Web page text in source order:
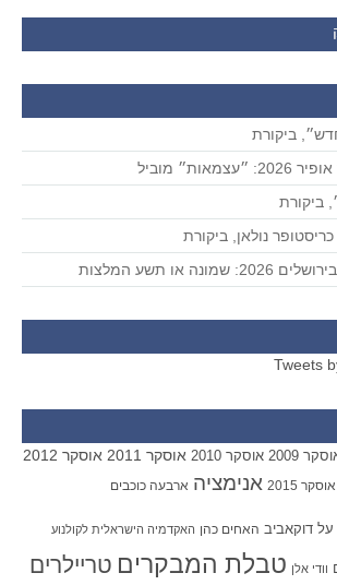
ביקורת
מוביל
ביקורת
נולאן, ביקורת
או תשע המלצות
Tweets
2009 אוסקר 2010 אוסקר 2011 אוסקר 2012
אוסקר 2015 אנימציה ארבעה כוכבים
על דוקאביב האחים כהן האקדמיה הישראלית לקולנוע
וודי אלן טבלת המבקרים טריילרים